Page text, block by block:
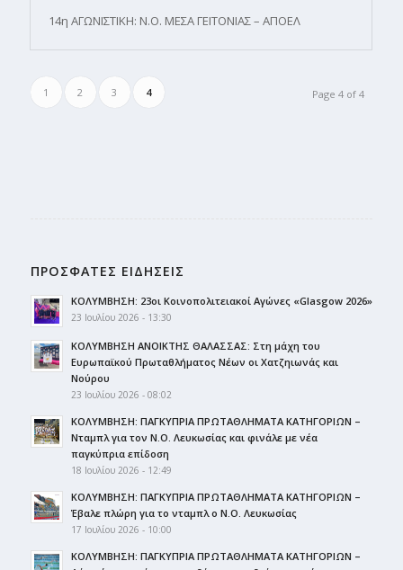
14η ΑΓΩΝΙΣΤΙΚΗ: Ν.Ο. ΜΕΣΑ ΓΕΙΤΟΝΙΑΣ – ΑΠΟΕΛ
Page 4 of 4
1 2 3 4
ΠΡΟΣΦΑΤΕΣ ΕΙΔΗΣΕΙΣ
ΚΟΛΥΜΒΗΣΗ: 23οι Κοινοπολιτειακοί Αγώνες «Glasgow 2026»
23 Ιουλίου 2026 - 13:30
ΚΟΛΥΜΒΗΣΗ ΑΝΟΙΚΤΗΣ ΘΑΛΑΣΣΑΣ: Στη μάχη του
Ευρωπαϊκού Πρωταθλήματος Νέων οι Χατζηιωνάς και
Νούρου
23 Ιουλίου 2026 - 08:02
ΚΟΛΥΜΒΗΣΗ: ΠΑΓΚΥΠΡΙΑ ΠΡΩΤΑΘΛΗΜΑΤΑ ΚΑΤΗΓΟΡΙΩΝ –
Νταμπλ για τον Ν.Ο. Λευκωσίας και φινάλε με νέα
παγκύπρια επίδοση
18 Ιουλίου 2026 - 12:49
ΚΟΛΥΜΒΗΣΗ: ΠΑΓΚΥΠΡΙΑ ΠΡΩΤΑΘΛΗΜΑΤΑ ΚΑΤΗΓΟΡΙΩΝ –
Έβαλε πλώρη για το νταμπλ ο Ν.Ο. Λευκωσίας
17 Ιουλίου 2026 - 10:00
ΚΟΛΥΜΒΗΣΗ: ΠΑΓΚΥΠΡΙΑ ΠΡΩΤΑΘΛΗΜΑΤΑ ΚΑΤΗΓΟΡΙΩΝ –